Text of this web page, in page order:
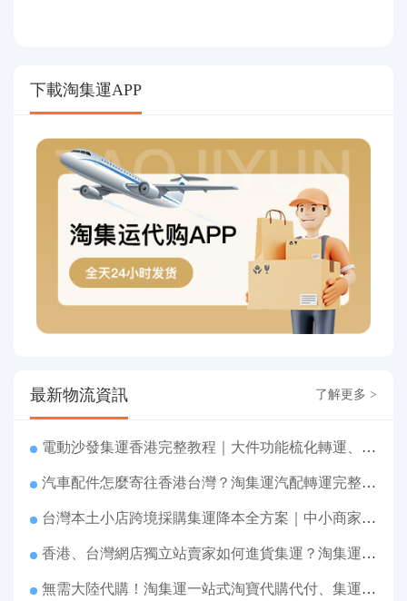
下載淘集運APP
最新物流資訊 了解更多 >
電動沙發集運香港完整教程｜大件功能梳化轉運、打包清關上門派送
汽車配件怎麼寄往香港台灣？淘集運汽配轉運完整教程
台灣本土小店跨境採購集運降本全方案｜中小商家跨境物流優化攻略
香港、台灣網店獨立站賣家如何進貨集運？淘集運一站式採購轉運方案
無需大陸代購！淘集運一站式淘寶代購代付、集運轉運直達台灣